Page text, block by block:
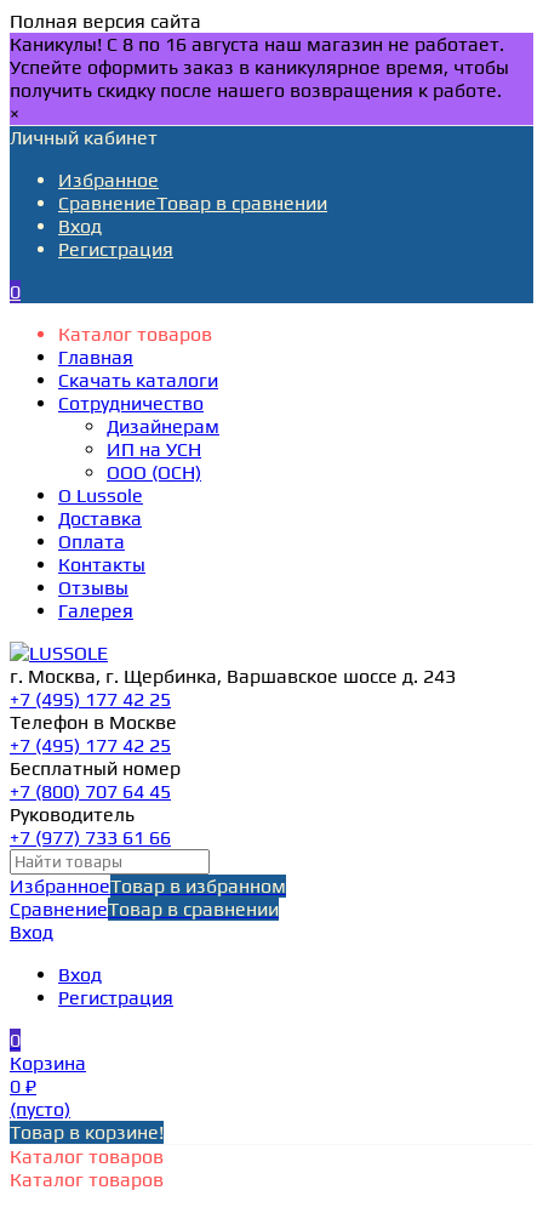
Полная версия сайта
Каникулы! С 8 по 16 августа наш магазин не работает.
Успейте оформить заказ в каникулярное время, чтобы
получить скидку после нашего возвращения к работе.
×
Личный кабинет
Избранное
СравнениеТовар в сравнении
Вход
Регистрация
0
Каталог товаров
Главная
Скачать каталоги
Сотрудничество
Дизайнерам
ИП на УСН
ООО (ОСН)
О Lussole
Доставка
Оплата
Контакты
Отзывы
Галерея
г. Москва, г. Щербинка, Варшавское шоссе д. 243
+7 (495) 177 42 25
Телефон в Москве
+7 (495) 177 42 25
Бесплатный номер
+7 (800) 707 64 45
Руководитель
+7 (977) 733 61 66
ИзбранноеТовар в избранном
СравнениеТовар в сравнении
Вход
Вход
Регистрация
0
Корзина
0 ₽
(пусто)
Товар в корзине!
Каталог товаров
Каталог товаров